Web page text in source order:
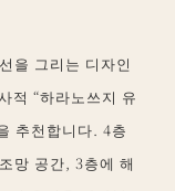
을 그리는 디자인
적 “하라노쓰지 유
추천합니다. 4층
망 공간, 3층에 해